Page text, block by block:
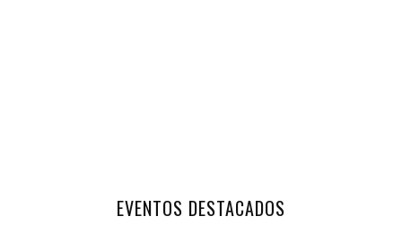
EVENTOS DESTACADOS